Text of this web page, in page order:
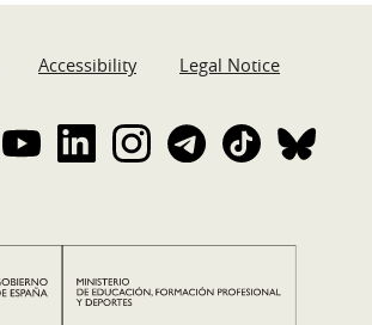
Accessibility Legal Notice